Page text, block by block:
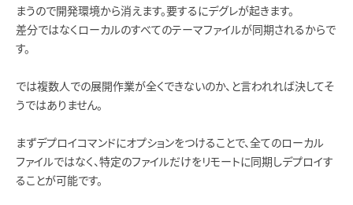
まうので開発環境から消えます。要するにデグレが起きます。
差分ではなくローカルのすべてのテーマファイルが同期されるからで
す。
では複数人での展開作業が全くできないのか、と言われれば決してそ
うではありません。
まずデプロイコマンドにオプションをつけることで、全てのローカル
ファイルではなく、特定のファイルだけをリモートに同期しデプロイす
ることが可能です。